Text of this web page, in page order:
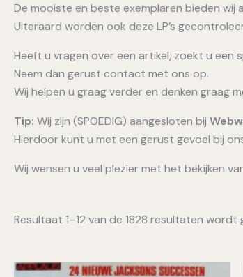
De mooiste en beste exemplaren bieden wij
Uiteraard worden ook deze LP’s
Heeft u vragen over een artikel, zoekt u een
Neem dan gerust contact met ons op.
Wij helpen u graag verder en denken graag
Tip: Wij zijn (SPOEDIG) aangesloten bij
Hierdoor kunt u met een gerust gevoel bij
Wij wensen u veel plezier met het bekijken
Resultaat 1–12 van de 1828 resultaten